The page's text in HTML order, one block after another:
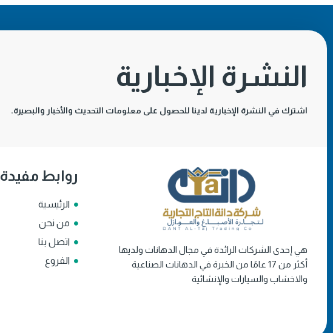
النشرة الإخبارية
اشترك في النشرة الإخبارية لدينا للحصول على معلومات التحديث والأخبار والبصيرة.
هي إحدى الشركات الرائدة في مجال الدهانات ولديها
أكثر من 17 عامًا من الخبرة في الدهانات الصناعية
والاخشاب والسيارات والإنشائية
روابط مفيدة
الرئيسية
من نحن
اتصل بنا
الفروع